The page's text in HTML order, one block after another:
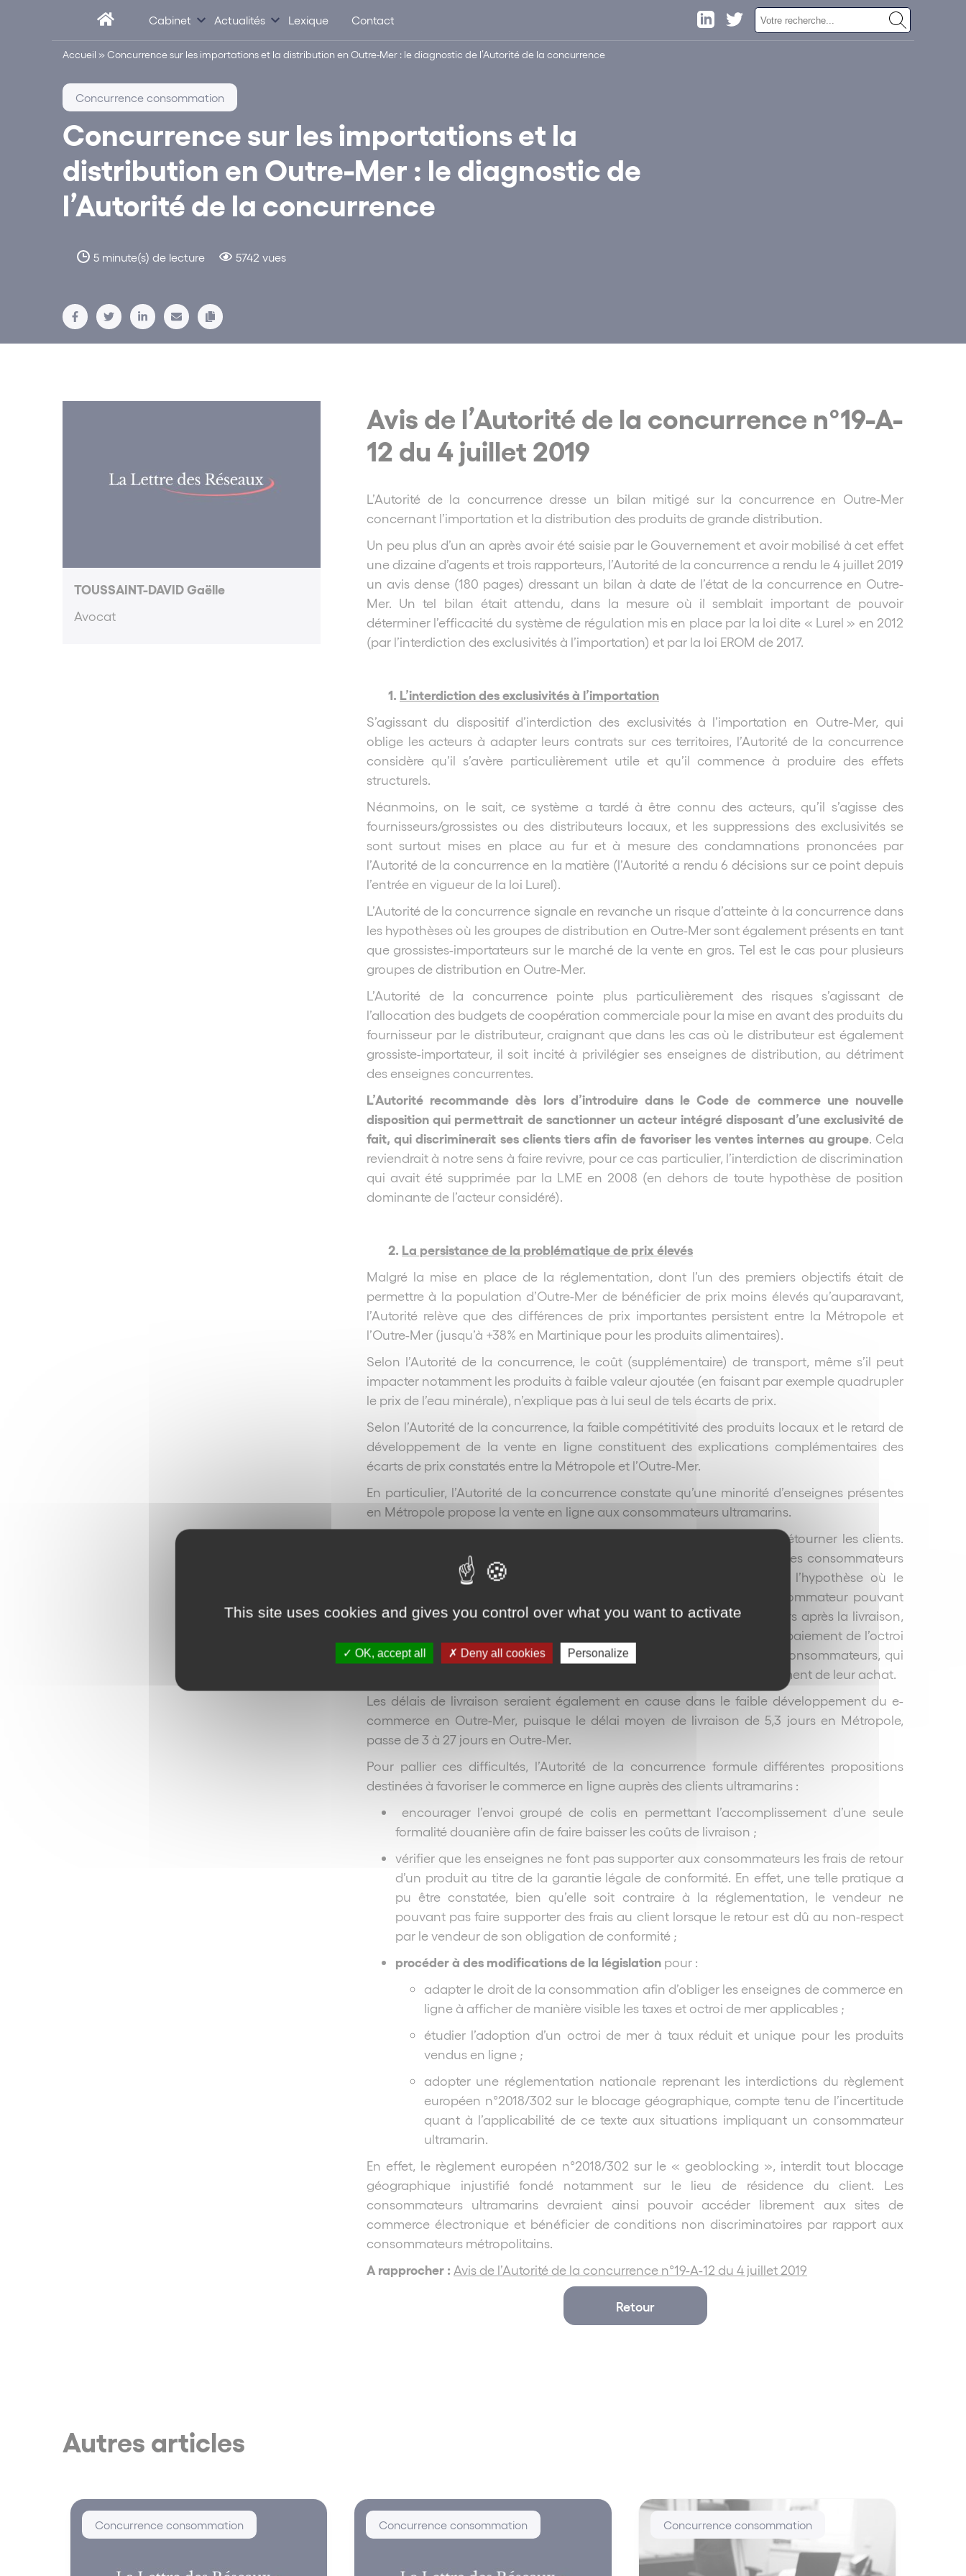
Cabinet Actualités Lexique Contact
Accueil »Concurrence sur les importations et la distribution en Outre-Mer : le diagnostic de l’Autorité de la concurrence
Concurrence sur les importations et la
distribution en Outre-Mer : le diagnostic de
l’Autorité de la concurrence
5 minute(s) de lecture 5742 vues
Concurrence consommation
TOUSSAINT-DAVID Gaëlle
Avocat
Avis de l’Autorité de la concurrence n°19-A-
12 du 4 juillet 2019
L’Autorité de la concurrence dresse un bilan mitigé sur la concurrence en Outre-Mer
concernant l’importation et la distribution des produits de grande distribution.
Un peu plus d’un an après avoir été saisie par le Gouvernement et avoir mobilisé à cet effet
une dizaine d’agents et trois rapporteurs, l’Autorité de la concurrence a rendu le 4 juillet 2019
un avis dense (180 pages) dressant un bilan à date de l’état de la concurrence en Outre-
Mer. Un tel bilan était attendu, dans la mesure où il semblait important de pouvoir
déterminer l’efficacité du système de régulation mis en place par la loi dite « Lurel » en 2012
(par l’interdiction des exclusivités à l’importation) et par la loi EROM de 2017.
1. L’interdiction des exclusivités à l’importation
S’agissant du dispositif d’interdiction des exclusivités à l’importation en Outre-Mer, qui
oblige les acteurs à adapter leurs contrats sur ces territoires, l’Autorité de la concurrence
considère qu’il s’avère particulièrement utile et qu’il commence à produire des effets
structurels.
Néanmoins, on le sait, ce système a tardé à être connu des acteurs, qu’il s’agisse des
fournisseurs/grossistes ou des distributeurs locaux, et les suppressions des exclusivités se
sont surtout mises en place au fur et à mesure des condamnations prononcées par
l’Autorité de la concurrence en la matière (l’Autorité a rendu 6 décisions sur ce point depuis
l’entrée en vigueur de la loi Lurel).
L’Autorité de la concurrence signale en revanche un risque d’atteinte à la concurrence dans
les hypothèses où les groupes de distribution en Outre-Mer sont également présents en tant
que grossistes-importateurs sur le marché de la vente en gros. Tel est le cas pour plusieurs
groupes de distribution en Outre-Mer.
L’Autorité de la concurrence pointe plus particulièrement des risques s’agissant de
l’allocation des budgets de coopération commerciale pour la mise en avant des produits du
fournisseur par le distributeur, craignant que dans les cas où le distributeur est également
grossiste-importateur, il soit incité à privilégier ses enseignes de distribution, au détriment
des enseignes concurrentes.
L’Autorité recommande dès lors d’introduire dans le Code de commerce une nouvelle
disposition qui permettrait de sanctionner un acteur intégré disposant d’une exclusivité de
fait, qui discriminerait ses clients tiers afin de favoriser les ventes internes au groupe. Cela
reviendrait à notre sens à faire revivre, pour ce cas particulier, l’interdiction de discrimination
qui avait été supprimée par la LME en 2008 (en dehors de toute hypothèse de position
dominante de l’acteur considéré).
2. La persistance de la problématique de prix élevés
Malgré la mise en place de la réglementation, dont l’un des premiers objectifs était de
permettre à la population d’Outre-Mer de bénéficier de prix moins élevés qu’auparavant,
l’Autorité relève que des différences de prix importantes persistent entre la Métropole et
l’Outre-Mer (jusqu’à +38% en Martinique pour les produits alimentaires).
Selon l’Autorité de la concurrence, le coût (supplémentaire) de transport, même s’il peut
impacter notamment les produits à faible valeur ajoutée (en faisant par exemple quadrupler
le prix de l’eau minérale), n’explique pas à lui seul de tels écarts de prix.
Selon l’Autorité de la concurrence, la faible compétitivité des produits locaux et le retard de
développement de la vente en ligne constituent des explications complémentaires des
écarts de prix constatés entre la Métropole et l’Outre-Mer.
En particulier, l’Autorité de la concurrence constate qu’une minorité d’enseignes présentes
en Métropole propose la vente en ligne aux consommateurs ultramarins.
Par ailleurs, elle relève que le coût d’un achat vers l’Outre-Mer peut détourner les clients.
Premièrement, les frais de transport/livraison applicables découragent les consommateurs
de commander en ligne, comme le coût des frais de retour dans l’hypothèse où le
consommateur souhaite faire jouer son droit de rétractation (le consommateur pouvant
décider de renvoyer le produit commandé, pendant un délai de 14 jours après la livraison,
sous réserve de payer les frais de retour du produit). Deuxièmement, le paiement de l’octroi
de mer, taxe spécifique, est une autre source de découragement des consommateurs, qui
se considèrent par ailleurs mal informés sur le coût de cette taxe au moment de leur achat.
Les délais de livraison seraient également en cause dans le faible développement du e-
commerce en Outre-Mer, puisque le délai moyen de livraison de 5,3 jours en Métropole,
passe de 3 à 27 jours en Outre-Mer.
Pour pallier ces difficultés, l’Autorité de la concurrence formule différentes propositions
destinées à favoriser le commerce en ligne auprès des clients ultramarins :
encourager l’envoi groupé de colis en permettant l’accomplissement d’une seule
formalité douanière afin de faire baisser les coûts de livraison ;
vérifier que les enseignes ne font pas supporter aux consommateurs les frais de retour
d’un produit au titre de la garantie légale de conformité. En effet, une telle pratique a
pu être constatée, bien qu’elle soit contraire à la réglementation, le vendeur ne
pouvant pas faire supporter des frais au client lorsque le retour est dû au non-respect
par le vendeur de son obligation de conformité ;
procéder à des modifications de la législation pour :
adapter le droit de la consommation afin d’obliger les enseignes de commerce en
ligne à afficher de manière visible les taxes et octroi de mer applicables ;
étudier l’adoption d’un octroi de mer à taux réduit et unique pour les produits
vendus en ligne ;
adopter une réglementation nationale reprenant les interdictions du règlement
européen n°2018/302 sur le blocage géographique, compte tenu de l’incertitude
quant à l’applicabilité de ce texte aux situations impliquant un consommateur
ultramarin.
En effet, le règlement européen n°2018/302 sur le « geoblocking », interdit tout blocage
géographique injustifié fondé notamment sur le lieu de résidence du client. Les
consommateurs ultramarins devraient ainsi pouvoir accéder librement aux sites de
commerce électronique et bénéficier de conditions non discriminatoires par rapport aux
consommateurs métropolitains.
A rapprocher : Avis de l’Autorité de la concurrence n°19-A-12 du 4 juillet 2019
Retour
Autres articles
Concurrence consommation Concurrence consommation Concurrence consommation
This site uses cookies and gives you control over what you want to activate
OK, accept all Deny all cookies Personalize